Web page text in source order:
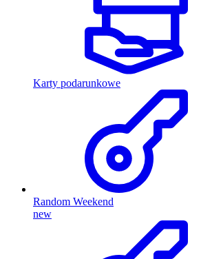
Karty podarunkowe
Random Weekend
new